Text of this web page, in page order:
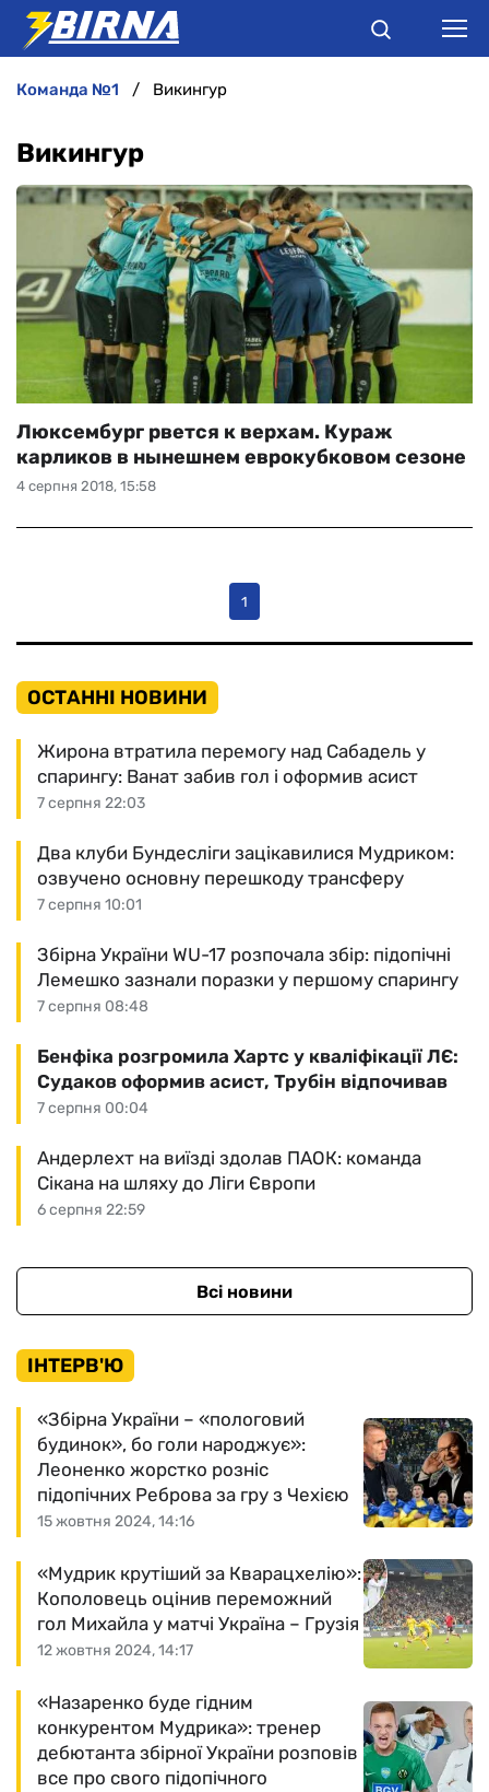
АНАЛІТИКА
ІНТЕРВ'Ю
РІЗНЕ
БУКМЕКЕРИ
команда №1 Викингур
Викингур
4 серпня 2018, 15:58
Люксембург рвется к верхам. Кураж
карликов в нынешнем еврокубковом сезоне
1
ОСТАННІ НОВИНИ
7 серпня 22:03
Жирона втратила перемогу над Сабадель у
спарингу: Ванат забив гол і оформив асист
7 серпня 10:01
Два клуби Бундесліги зацікавилися Мудриком:
озвучено основну перешкоду трансферу
7 серпня 08:48
Збірна України WU-17 розпочала збір: підопічні
Лемешко зазнали поразки у першому спарингу
7 серпня 00:04
Бенфіка розгромила Хартс у кваліфікації ЛЄ:
Судаков оформив асист, Трубін відпочивав
6 серпня 22:59
Андерлехт на виїзді здолав ПАОК: команда
Сікана на шляху до Ліги Європи
Всі новини
ІНТЕРВ'Ю
15 жовтня 2024, 14:16
«Збірна України – «пологовий
будинок», бо голи народжує»:
Леоненко жорстко розніс
підопічних Реброва за гру з Чехією
12 жовтня 2024, 14:17
«Мудрик крутіший за Кварацхелію»:
Кополовець оцінив переможний
гол Михайла у матчі Україна – Грузія
«Назаренко буде гідним
конкурентом Мудрика»: тренер
дебютанта збірної України розповів
все про свого підопічного